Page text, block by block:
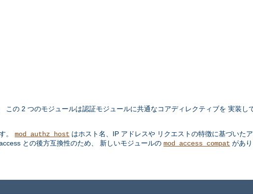
この 2 つのモジュールは認証モジュールに共通なコアディレクティブを 実装し
。 mod_authz_host はホスト名、IP アドレスや リクエストの特徴に基づいた
との後方互換性のため、 新しいモジュールの mod_access_compat があり